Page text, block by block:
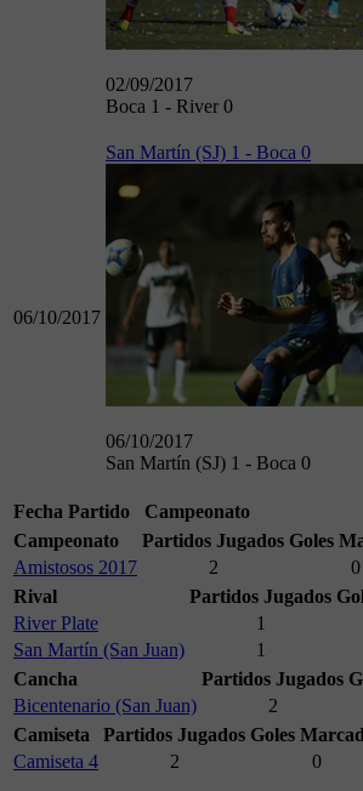
02/09/2017
Boca 1 - River 0
06/10/2017
San Martín (SJ) 1 - Boca 0
06/10/2017
San Martín (SJ) 1 - Boca 0
Fecha Partido
Campeonato
Campeonato
Partidos Jugados Goles
Amistosos 2017
2
0
Rival
Partidos Jugados
River Plate
1
San Martín (San Juan)
1
Cancha
Partidos Jugados
Bicentenario (San Juan)
2
Camiseta
Partidos Jugados Goles
Camiseta 4
2 0